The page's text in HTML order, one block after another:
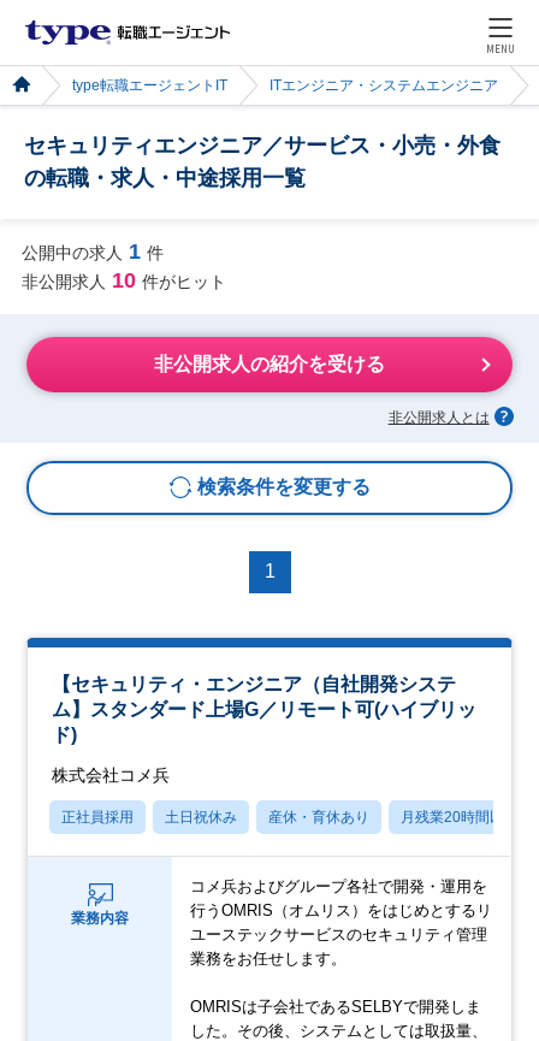
MENU
type転職エージェントIT ITエンジニア・システムエンジニア
セキュリティエンジニア／サービス・小売・外食
の転職・求人・中途採用一覧
公開中の求人 1 件
非公開求人 10 件がヒット
非公開求人の紹介を受ける
非公開求人とは
検索条件を変更する
1
【セキュリティ・エンジニア（自社開発システ
ム】スタンダード上場G／リモート可(ハイブリッ
ド)
株式会社コメ兵
正社員採用 土日祝休み 産休・育休あり 月残業20時間以内
業務内容
コメ兵およびグループ各社で開発・運用を
行うOMRIS（オムリス）をはじめとするリ
ユーステックサービスのセキュリティ管理
業務をお任せします。
OMRISは子会社であるSELBYで開発しま
した。その後、システムとしては取扱量、